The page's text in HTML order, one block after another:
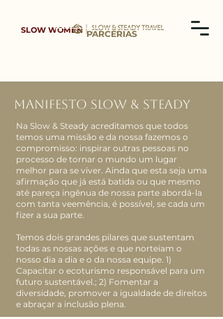
SLOW WOMEN PARCERIAS
MANIFESTO SLOW & STEADY
Na Slow & Steady acreditamos que todos
temos uma missão e da nossa fazemos o
compromisso: inspirar outras pessoas no
processo de tornar o mundo um lugar
melhor para se viver. Ainda que esta seja uma
afirmação que já está batida ou que mesmo
até pareça ingênua de nossa parte abordá-la
com tanta veemência, é possível, se cada um
fizer a sua parte.
Temos dois grandes pilares que sustentam
todas as nossas ações e que norteiam o
nosso dia a dia e o da nossa equipe. 1)
Capacitar o ecoturismo responsável para um
futuro sustentável.; 2) Fomentar a
diversidade, promover a igualdade de direitos
e abraçar a inclusão plena.